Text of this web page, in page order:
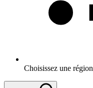
Choisissez une région